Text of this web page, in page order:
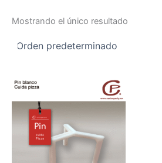
Mostrando el único resultado